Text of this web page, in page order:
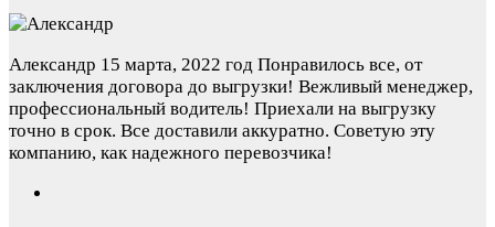
Александр 15 марта, 2022 год Понравилось все, от
заключения договора до выгрузки! Вежливый менеджер,
профессиональный водитель! Приехали на выгрузку
точно в срок. Все доставили аккуратно. Советую эту
компанию, как надежного перевозчика!